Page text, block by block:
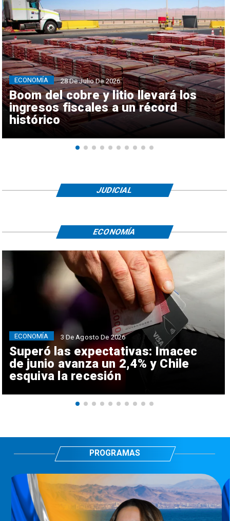
Boom del cobre y litio llevará los
ingresos fiscales a un récord
histórico
ECONOMÍA 28 De Julio De 2026
JUDICIAL
Superó las expectativas: Imacec
de junio avanza un 2,4% y Chile
esquiva la recesión
ECONOMÍA 3 De Agosto De 2026
ECONOMÍA
PROGRAMAS